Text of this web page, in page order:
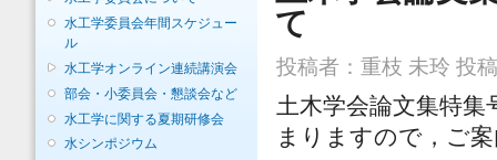
水工学委員会年間スケジュー
ル
水工学オンライン連続講演会
部会・小委員会・懇談会など
水工学に関する夏期研修会
水シンポジウム
て
投稿者： 重枝 未玲 投
土木学会論文集特
まりますので，ご